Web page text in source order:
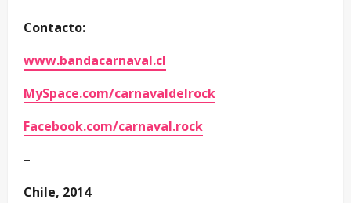
Contacto:
www.bandacarnaval.cl
MySpace.com/carnavaldelrock
Facebook.com/carnaval.rock
–
Chile, 2014